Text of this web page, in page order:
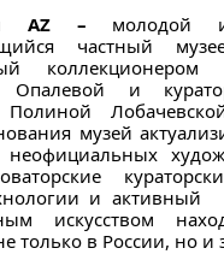
AZ – молодой
частный
Опалевой и
Полиной
музей
неофициальных
и
искусством
только в России, но и